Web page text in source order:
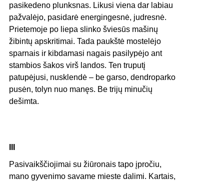
pasikedeno plunksnas. Likusi viena dar labiau
pažvalėjo, pasidarė energingesnė, judresnė.
Prietemoje po liepa slinko šviesūs mašinų
žibintų apskritimai. Tada paukštė mostelėjo
sparnais ir kibdamasi nagais pasilypėjo ant
stambios šakos virš landos. Ten truputį
patupėjusi, nusklendė – be garso, dendroparko
pusėn, tolyn nuo manęs. Be trijų minučių
dešimta.
Pasivaikščiojimai su žiūronais tapo įpročiu,
mano gyvenimo savame mieste dalimi. Kartais,